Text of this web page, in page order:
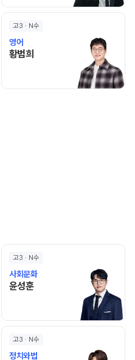
고3 · N수
영어
황범희황범희 선생님 홈 바로가기
고3 · N수
사회문화
윤성훈윤성훈 선생님 홈 바로가기
고3 · N수
정치와법